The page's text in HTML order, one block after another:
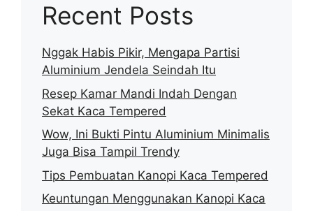
Recent Posts
Nggak Habis Pikir, Mengapa Partisi
Aluminium Jendela Seindah Itu
Resep Kamar Mandi Indah Dengan
Sekat Kaca Tempered
Wow, Ini Bukti Pintu Aluminium Minimalis
Juga Bisa Tampil Trendy
Tips Pembuatan Kanopi Kaca Tempered
Keuntungan Menggunakan Kanopi Kaca